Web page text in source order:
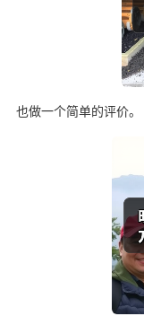
也做一个简单的评价。